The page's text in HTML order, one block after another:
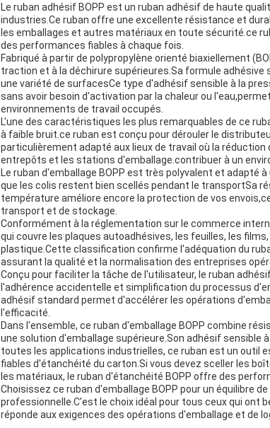
Le ruban adhésif BOPP est un ruban adhésif de haute
industries.Ce ruban offre une excellente résistance et
les emballages et autres matériaux en toute sécurité.ce
des performances fiables à chaque fois.
Fabriqué à partir de polypropylène orienté biaxiellement
traction et à la déchirure supérieures.Sa formule
une variété de surfacesCe type d'adhésif sensible à la
sans avoir besoin d'activation par la chaleur ou
environnements de travail occupés.
L'une des caractéristiques les plus remarquables de ce
à faible bruit.ce ruban est conçu pour dérouler le
particulièrement adapté aux lieux de travail où la
entrepôts et les stations d'emballage.contribuer à un
Le ruban d'emballage BOPP est très polyvalent et adapté
que les colis restent bien scellés pendant le transportSa
température améliore encore la protection de vos
transport et de stockage.
Conformément à la réglementation sur le commerce
qui couvre les plaques autoadhésives, les feuilles, les
plastique.Cette classification confirme l'adéquation du
assurant la qualité et la normalisation des entreprises
Conçu pour faciliter la tâche de l'utilisateur, le ruban
l'adhérence accidentelle et simplification du processus
adhésif standard permet d'accélérer les opérations
l'efficacité.
Dans l'ensemble, ce ruban d'emballage BOPP combine
une solution d'emballage supérieure.Son adhésif sensible
toutes les applications industrielles, ce ruban est un outil
fiables d'étanchéité du carton.Si vous devez sceller les
les matériaux, le ruban d'étanchéité BOPP offre des
Choisissez ce ruban d'emballage BOPP pour un équilibre
professionnelle.C'est le choix idéal pour tous ceux qui ont
réponde aux exigences des opérations d'emballage et de